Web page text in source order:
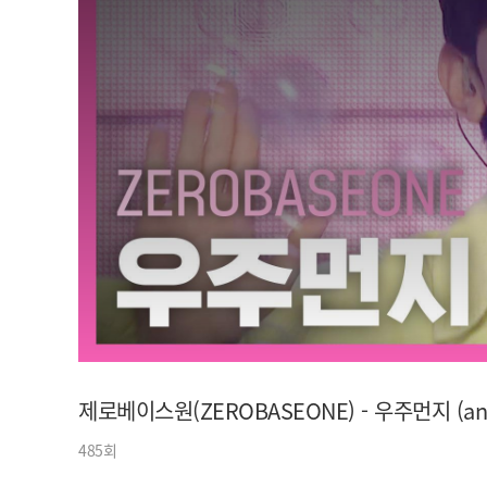
셀럽챔프
제로베이스원(ZEROBASEONE) - 우주먼지
485회